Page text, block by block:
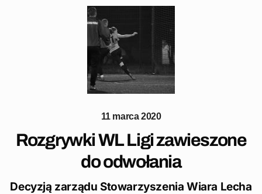
11 marca 2020
Rozgrywki WL Ligi zawieszone
do odwołania
Decyzją zarządu Stowarzyszenia Wiara Lecha